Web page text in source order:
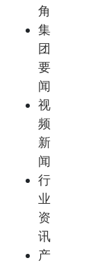
角
集
团
要
闻
视
频
新
闻
行
业
资
讯
产